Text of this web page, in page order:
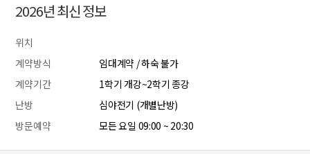
2026년 최신 정보
위치
계약방식
임대계약 / 하숙 불가
계약기간
1학기 개강~2학기 종강
난방
심야전기 (개별난방)
방문예약
모든 요일 09:00 ~ 20:30